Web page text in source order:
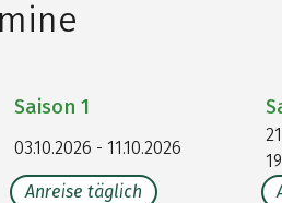
Saison 1
03.10.2026 - 11.10.2026
Anreise täglich